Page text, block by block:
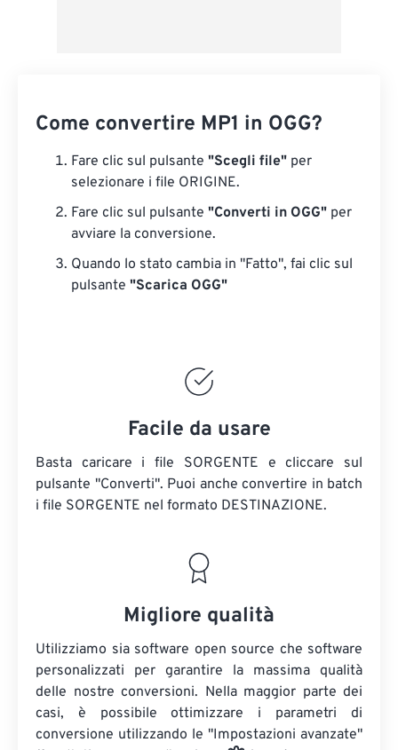
Come convertire MP1 in OGG?
Fare clic sul pulsante "Scegli file" per
selezionare i file ORIGINE.
Fare clic sul pulsante "Converti in OGG" per
avviare la conversione.
Quando lo stato cambia in "Fatto", fai clic sul
pulsante "Scarica OGG"
Facile da usare
Basta caricare i file SORGENTE e cliccare sul
pulsante "Converti". Puoi anche convertire in batch
i file SORGENTE nel formato DESTINAZIONE.
Migliore qualità
Utilizziamo sia software open source che software
personalizzati per garantire la massima qualità
delle nostre conversioni. Nella maggior parte dei
casi, è possibile ottimizzare i parametri di
conversione utilizzando le "Impostazioni avanzate"